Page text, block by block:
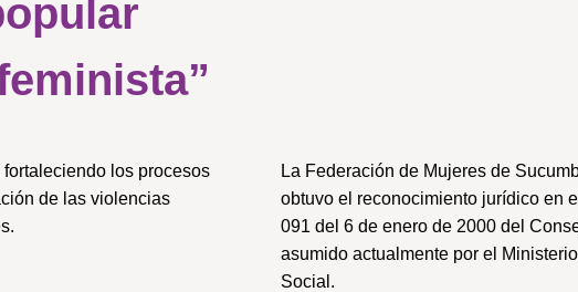
los procesos
de las violencias
La Federación de Mujeres de
obtuvo el reconocimiento jurídico en
091 del 6 de enero de 2000 del
asumido actualmente por el
Social.